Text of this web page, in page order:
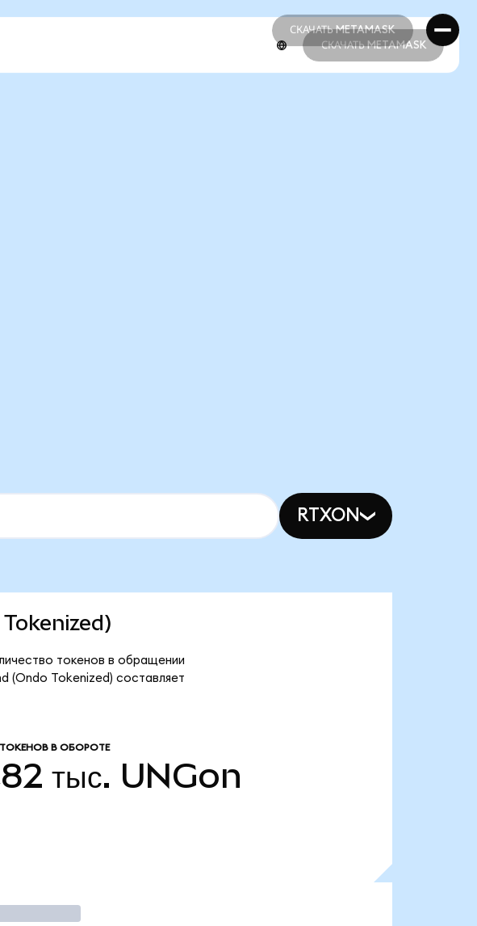
СКАЧАТЬ METAMASK
СКАЧАТЬ METAMASK
СКАЧАТЬ METAMASK
RTXON
Tokenized)
токенов в обращении
(Ondo Tokenized) составляет
В ОБОРОТЕ
тыс. UNGon